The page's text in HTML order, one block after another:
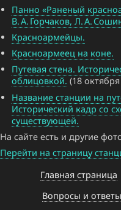
Панно «Раненый
В. А. Горчаков, Л. А.
Красноармейцы.
Красноармеец на коне.
Путевая стена.
облицовкой. (18
Название станции на
Исторический кадр со
существующей.
На сайте есть и другие
Перейти на страницу
Главная страница
Вопросы и ответы